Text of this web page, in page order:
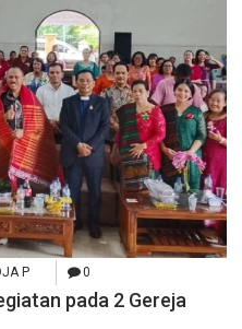
P 0
pada 2 Gereja